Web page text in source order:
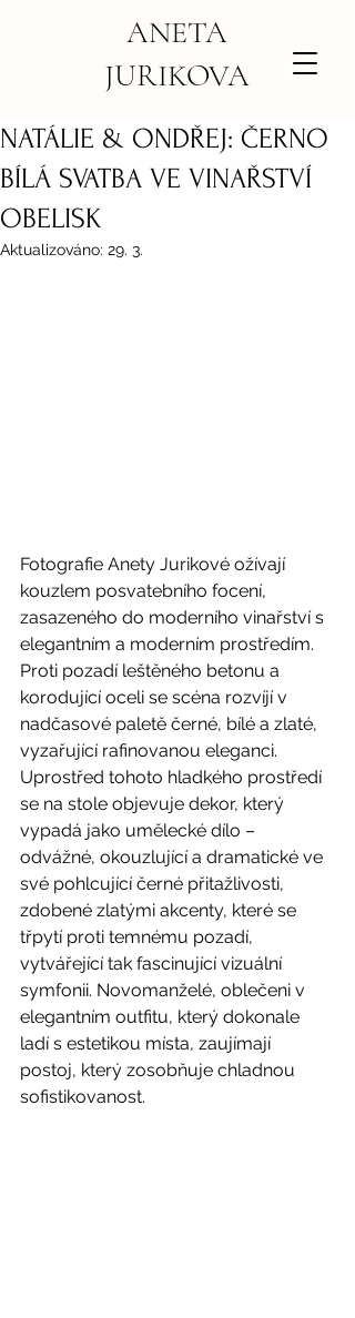
ANETA
JURIKOVA
NATÁLIE & ONDŘEJ: ČERNO
BÍLÁ SVATBA VE VINAŘSTVÍ
OBELISK
Aktualizováno: 29. 3.
Fotografie Anety Jurikové ožívají
kouzlem posvatebního focení,
zasazeného do moderního vinařství s
elegantním a moderním prostředím.
Proti pozadí leštěného betonu a
korodující oceli se scéna rozvíjí v
nadčasové paletě černé, bílé a zlaté,
vyzařující rafinovanou eleganci.
Uprostřed tohoto hladkého prostředí
se na stole objevuje dekor, který
vypadá jako umělecké dílo –
odvážné, okouzlující a dramatické ve
své pohlcující černé přitažlivosti,
zdobené zlatými akcenty, které se
třpytí proti temnému pozadí,
vytvářející tak fascinující vizuální
symfonii. Novomanželé, oblečeni v
elegantním outfitu, který dokonale
ladí s estetikou místa, zaujímají
postoj, který zosobňuje chladnou
sofistikovanost.